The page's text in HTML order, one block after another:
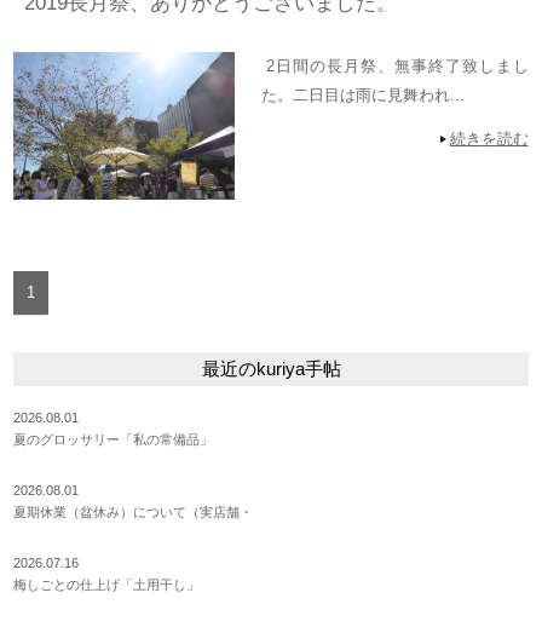
2日間の長月祭、無事終了致しまし
た。二日目は雨に見舞われ...
続きを読む
1
最近のkuriya手帖
2026.08.01
夏のグロッサリー「私の常備品」
2026.08.01
夏期休業（盆休み）について（実店舗・
2026.07.16
梅しごとの仕上げ「土用干し」